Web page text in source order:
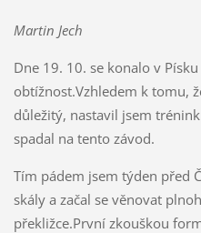
Martin Jech
Dne 19. 10. se konalo v
obtížnost.Vzhledem k tomu,
důležitý, nastavil jsem
spadal na tento závod.
Tím pádem jsem týden před
skály a začal se věnovat
překližce.První zkouškou